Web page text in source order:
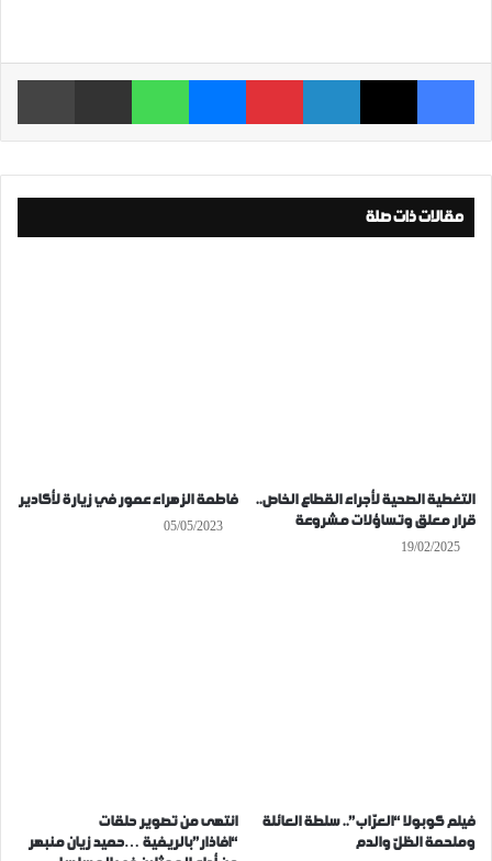
فيسبوك ‫X لينكدإن بينتيريست ماسنجر واتساب مشاركة عبر البريد
مقالات ذات صلة
التغطية الصحية لأجراء القطاع الخاص..
قرار معلق وتساؤلات مشروعة
19/02/2025
فاطمة الزهراء عمور في زيارة لأكادير
05/05/2023
فيلم كوبولا “العرّاب”.. سلطة العائلة
وملحمة الظلّ والدم
انتهى من تصوير حلقات
“افاذار”بالريفية …حميد زيان منبهر